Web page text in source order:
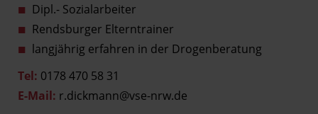
Dipl.- Sozialarbeiter
Rendsburger Elterntrainer
langjährig erfahren in der Drogenberatung
Tel: 0178 470 58 31
E-Mail: r.dickmann@vse-nrw.de